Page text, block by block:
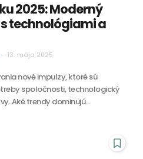
2025: Moderný
technológiami a
- 13. mája 2025
nové impulzy, ktoré sú
spoločnosti, technologický
Aké trendy dominujú...